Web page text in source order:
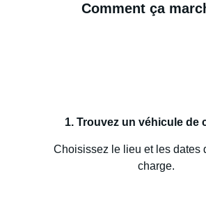
Comment ça
1. Trouvez un véhicule de
Choisissez le lieu et les dates
charge.